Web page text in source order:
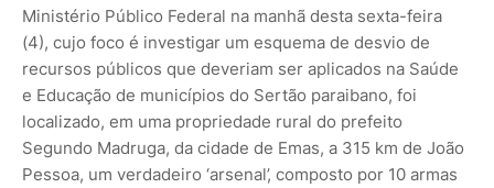
Ministério Público Federal na manhã desta sexta-feira
(4), cujo foco é investigar um esquema de desvio de
recursos públicos que deveriam ser aplicados na Saúde
e Educação de municípios do Sertão paraibano, foi
localizado, em uma propriedade rural do prefeito
Segundo Madruga, da cidade de Emas, a 315 km de João
Pessoa, um verdadeiro ‘arsenal’, composto por 10 armas